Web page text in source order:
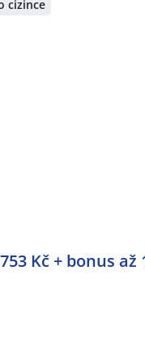
cizince
Kč + bonus